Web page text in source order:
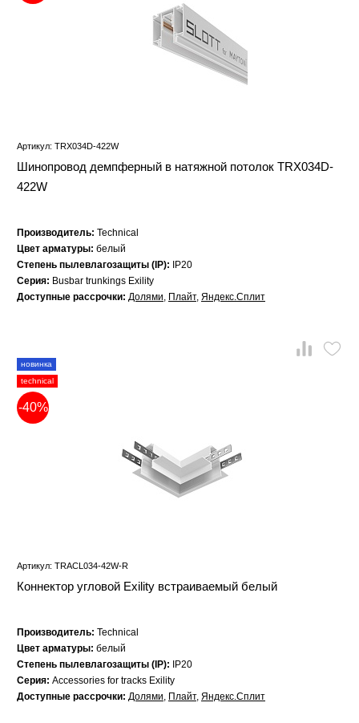
Артикул: TRX034D-422W
Шинопровод демпферный в натяжной потолок TRX034D-
422W
Производитель: Technical
Цвет арматуры: белый
Степень пылевлагозащиты (IP):
IP20
Серия: Busbar trunkings Exility
Доступные рассрочки: Долями, Плайт, Яндекс.Сплит
новинка
technical
-40%
Артикул: TRACL034-42W-R
Коннектор угловой Exility встраиваемый белый
Производитель: Technical
Цвет арматуры: белый
Степень пылевлагозащиты (IP):
IP20
Серия: Accessories for tracks Exility
Доступные рассрочки: Долями, Плайт, Яндекс.Сплит